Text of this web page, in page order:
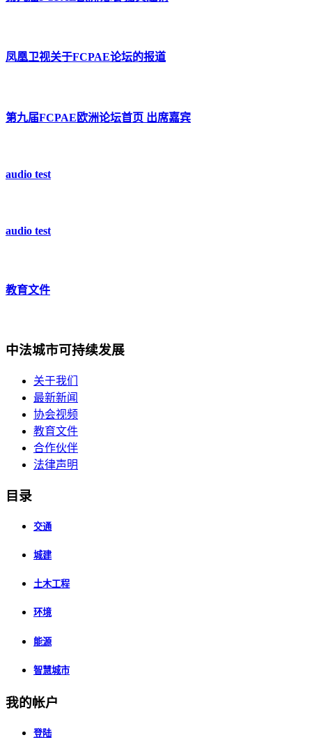
凤凰卫视关于FCPAE论坛的报道
第九届FCPAE欧洲论坛首页 出席嘉宾
audio test
audio test
教育文件
中法城市可持续发展
关于我们
最新新闻
协会视频
教育文件
合作伙伴
法律声明
目录
交通
城建
土木工程
环境
能源
智慧城市
我的帐户
登陆